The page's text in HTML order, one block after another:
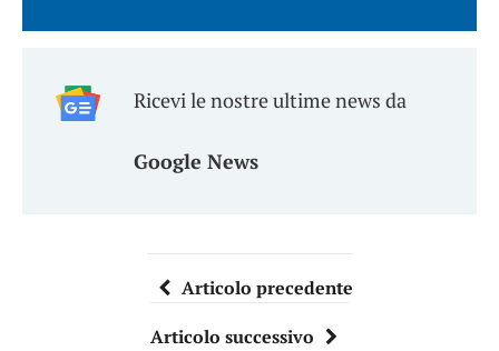
Ricevi le nostre ultime news da
Google News
Articolo precedente
Articolo successivo